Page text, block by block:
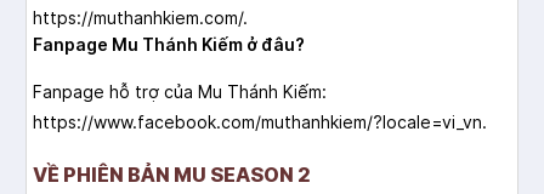
https://muthanhkiem.com/.
Fanpage Mu Thánh Kiếm ở đâu?
Fanpage hỗ trợ của Mu Thánh Kiếm:
https://www.facebook.com/muthanhkiem/?locale=vi_vn.
VỀ PHIÊN BẢN MU SEASON 2